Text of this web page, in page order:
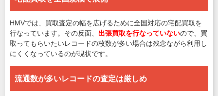
HMVでは、買取査定の幅を広げるために全国対応の宅配買取を
行なっています。その反面、 出張買取を行なっていないので、買
取ってもらいたいレコードの枚数が多い場合は残念ながら利用し
にくくなっているのが現状です。
流通数が多いレコードの査定は厳しめ